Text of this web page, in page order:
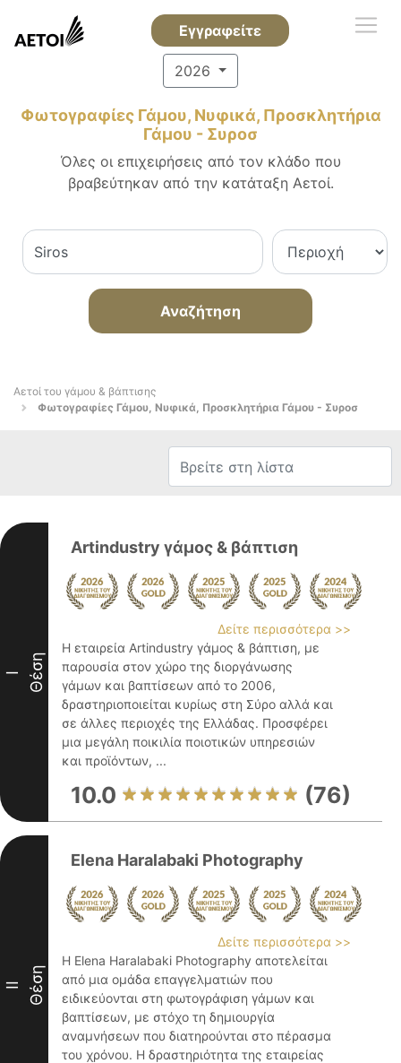
Εγγραφείτε
2026
Φωτογραφίες Γάμου, Νυφικά, Προσκλητήρια
Γάμου - Συροσ
Όλες οι επιχειρήσεις από τον κλάδο που
βραβεύτηκαν από την κατάταξη Αετοί.
Αναζήτηση
Αετοί του γάμου & βάπτισης
Φωτογραφίες Γάμου, Νυφικά, Προσκλητήρια Γάμου - Συροσ
I Θέση
Artindustry γάμος & βάπτιση
Δείτε περισσότερα >>
Η εταιρεία Artindustry γάμος & βάπτιση, με
παρουσία στον χώρο της διοργάνωσης
γάμων και βαπτίσεων από το 2006,
δραστηριοποιείται κυρίως στη Σύρο αλλά και
σε άλλες περιοχές της Ελλάδας. Προσφέρει
μια μεγάλη ποικιλία ποιοτικών υπηρεσιών
και προϊόντων, ...
10.0 (76)
II Θέση
Elena Haralabaki Photography
Δείτε περισσότερα >>
Η Elena Haralabaki Photography αποτελείται
από μια ομάδα επαγγελματιών που
ειδικεύονται στη φωτογράφιση γάμων και
βαπτίσεων, με στόχο τη δημιουργία
αναμνήσεων που διατηρούνται στο πέρασμα
του χρόνου. Η δραστηριότητα της εταιρείας